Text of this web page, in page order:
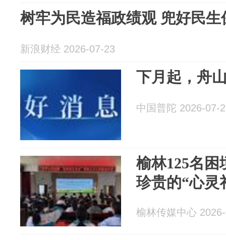
树牢为民造福政绩观 兜好民生
新浪财经 2026-07-23
下月起，舟
中国普陀 2026-07-
榆林125名困
珍贵的“心灵
榆林传媒中心